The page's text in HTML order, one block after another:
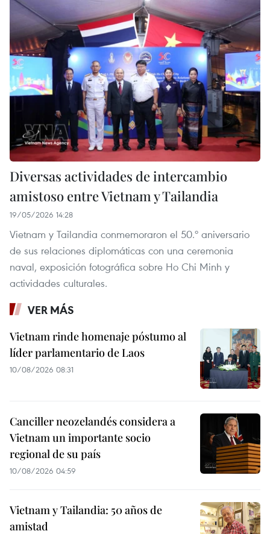
Diversas actividades de intercambio
amistoso entre Vietnam y Tailandia
19/05/2026 14:28
Vietnam y Tailandia conmemoraron el 50.º aniversario
de sus relaciones diplomáticas con una ceremonia
naval, exposición fotográfica sobre Ho Chi Minh y
actividades culturales.
VER MÁS
Vietnam rinde homenaje póstumo al
líder parlamentario de Laos
10/08/2026 08:31
Canciller neozelandés considera a
Vietnam un importante socio
regional de su país
10/08/2026 04:59
Vietnam y Tailandia: 50 años de
amistad